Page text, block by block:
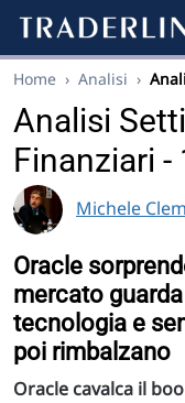
Home › Analisi ›
Analisi
Finanziari -
Michele
Oracle
mercato
tecnologia e
poi rimbalzano
Oracle cavalca il